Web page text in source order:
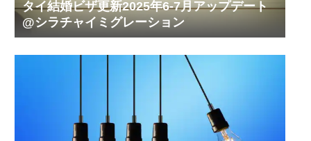
タイ結婚ビザ更新2025年6-7月アップデート
@シラチャイミグレーション